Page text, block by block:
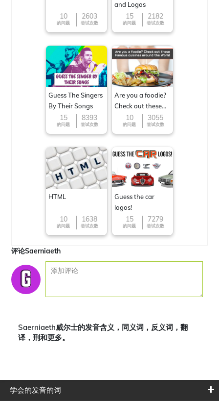
10
的问题
2603
尝试次数
and Logos
15
的问题
2182
尝试次数
Guess The Singers
By Their Songs
15
的问题
8393
尝试次数
Are you a foodie?
Check out these
Famous cuisines
around the World
10
的问题
3055
尝试次数
HTML
10
的问题
1638
尝试次数
Guess the car
logos!
15
的问题
7279
尝试次数
评论Saerniaeth
Saerniaeth威尔士的发音含义，同义词，反义词，翻
译，刑和更多。
学会的发音的词